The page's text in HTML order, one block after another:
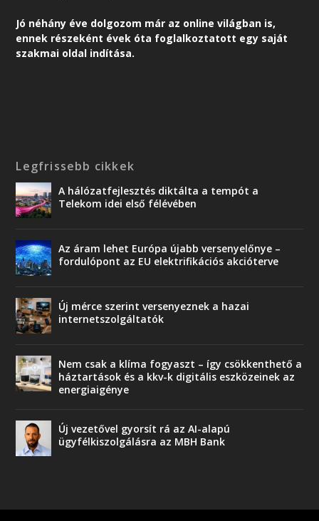
Jó néhány éve dolgozom már az online világban is,
ennek részeként évek óta foglalkoztatott egy saját
szakmai oldal indítása.
Legfrissebb cikkek
A hálózatfejlesztés diktálta a tempót a
Telekom idei első félévében
Az áram lehet Európa újabb versenyelőnye –
fordulópont az EU elektrifikációs akcióterve
Új mérce szerint versenyeznek a hazai
internetszolgáltatók
Nem csak a klíma fogyaszt – így csökkenthető a
háztartások és a kkv-k digitális eszközeinek az
energiaigénye
Új vezetővel gyorsít rá az AI-alapú
ügyfélkiszolgálásra az MBH Bank